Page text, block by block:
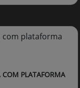
PLATAFORMA